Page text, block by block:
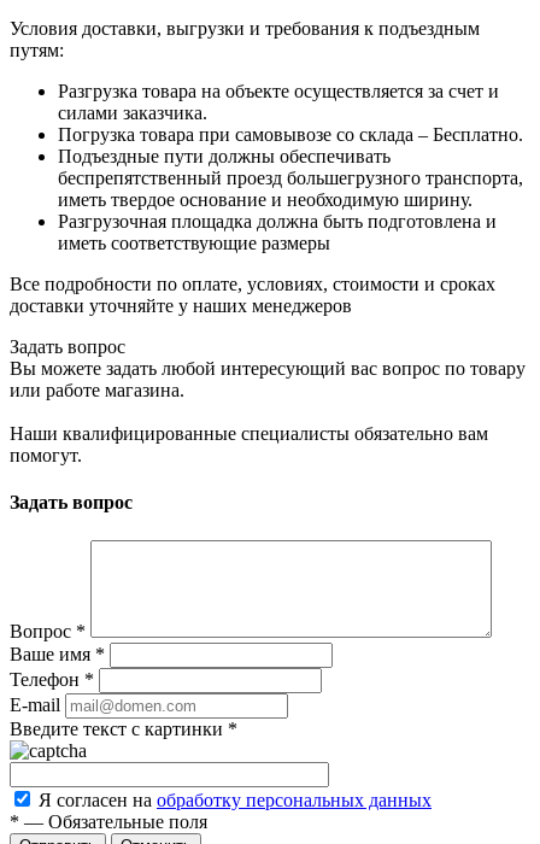
Условия доставки, выгрузки и требования к подъездным
путям:
Разгрузка товара на объекте осуществляется за счет и
силами заказчика.
Погрузка товара при самовывозе со склада – Бесплатно.
Подъездные пути должны обеспечивать
беспрепятственный проезд большегрузного транспорта,
иметь твердое основание и необходимую ширину.
Разгрузочная площадка должна быть подготовлена и
иметь соответствующие размеры
Все подробности по оплате, условиях, стоимости и сроках
доставки уточняйте у наших менеджеров
Задать вопрос
Вы можете задать любой интересующий вас вопрос по товару
или работе магазина.
Наши квалифицированные специалисты обязательно вам
помогут.
Задать вопрос
Вопрос *
Ваше имя *
Телефон *
E-mail
Введите текст с картинки *
Я согласен на обработку персональных данных
* — Обязательные поля